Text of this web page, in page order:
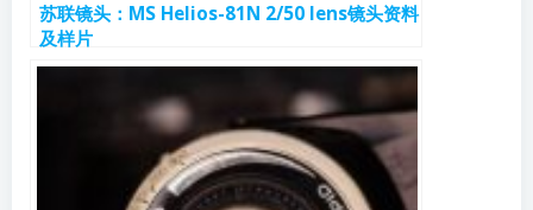
苏联镜头：MS Helios-81N 2/50 lens镜头资料
及样片